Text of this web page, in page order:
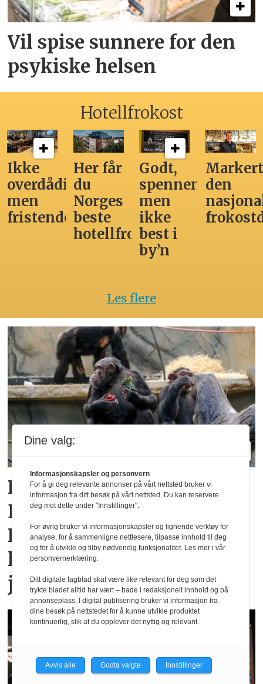
Vil spise sunnere for den
psykiske helsen
Hotellfrokost
Ikke
overdådig,
men
fristende
Her får
du
Norges
beste
hotellfrokost
Godt,
spennende,
men
ikke
best i
by’n
den
Les flere
Rekordsommer for
Dyreparken i
Kristiansand: Over en
halv million besøkende i
juli
Dine valg:
Informasjonskapsler og personvern
For å gi deg relevante annonser på vårt nettsted bruker vi
informasjon fra ditt besøk på vårt nettsted. Du kan reservere
deg mot dette under "Innstillinger".
For øvrig bruker vi informasjonskapsler og lignende verktøy for
analyse, for å sammenligne nettlesere, tilpasse innhold til deg
og for å utvikle og tilby nødvendig funksjonalitet. Les mer i vår
personvernerklæring.
Ditt digitale fagblad skal være like relevant for deg som det
trykte bladet alltid har vært – bade i redaksjonelt innhold og på
annonseplass. I digital publisering bruker vi informasjon fra
dine besøk på nettstedet for å kunne utvikle produktet
kontinuerlig, slik at du opplever det nyttig og relevant.
Avvis alle Godta valgte Innstillinger